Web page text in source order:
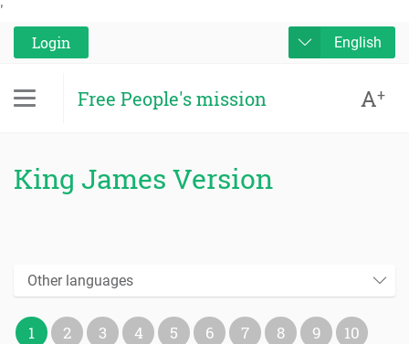
'
Login
English
Free People's mission A+
King James Version
Other languages
1 2 3 4 5 6 7 8 9
10